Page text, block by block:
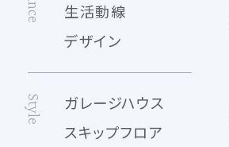
生活動線
デザイン
Style
ガレージハウス
スキップフロア